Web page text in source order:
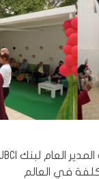
في العالم